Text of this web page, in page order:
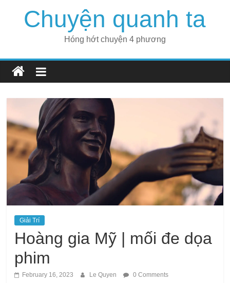
Chuyện quanh ta
Hóng hớt chuyện 4 phương
Giải Trí
Hoàng gia Mỹ | mối đe dọa
phim
February 16, 2023 Le Quyen 0 Comments